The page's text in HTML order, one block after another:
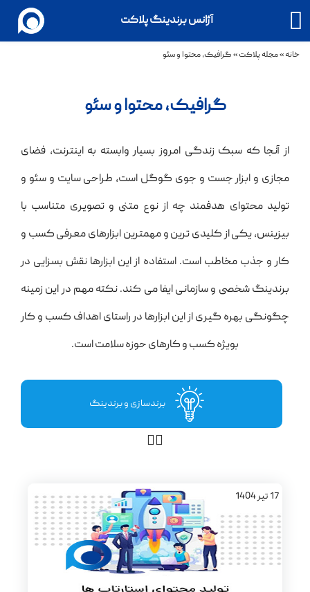
آژانس برندینگ پلاکت
خانه»مجله پلاکت»گرافیک، محتوا و سئو
گرافیک، محتوا و سئو
از آنجا که سبک زندگی امروز بسیار وابسته به اینترنت، فضای
مجازی و ابزار جست و جوی گوگل است، طراحی سایت و سئو و
تولید محتوای هدفمند چه از نوع متنی و تصویری متناسب با
بیزینس، یکی از کلیدی ترین و مهمترین ابزارهای معرفی کسب و
کار و جذب مخاطب است. استفاده از این ابزارها نقش بسزایی در
برندینگ شخصی و سازمانی ایفا می کند. نکته مهم در این زمینه
چگونگی بهره گیری از این ابزارها در راستای اهداف کسب و کار
بویژه کسب و کارهای حوزه سلامت است.
برندسازی و برندینگ
17 تیر1404